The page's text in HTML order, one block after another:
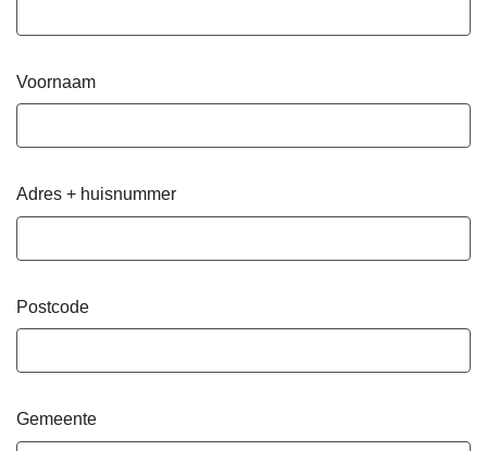
Voornaam
Adres + huisnummer
Postcode
Gemeente